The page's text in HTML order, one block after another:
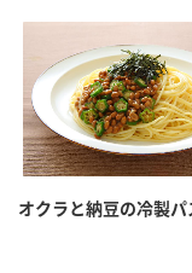
オクラと納豆の冷製パ